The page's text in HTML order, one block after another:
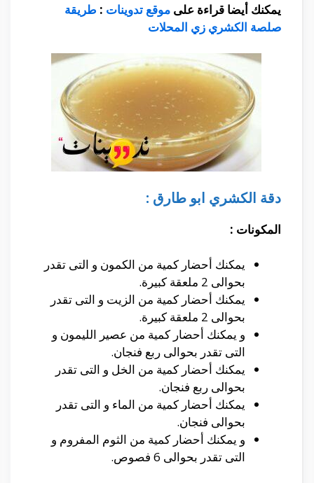
يمكنك أيضا قراءة على موقع تدوينات : طريقة
صلصة الكشري زي المحلات
دقة الكشري ابو طارق :
المكونات :
يمكنك أحضار كمية من الكمون و التى تقدر
بحوالى 2 ملعقة كبيرة.
يمكنك أحضار كمية من الزيت و التى تقدر
بحوالى 2 ملعقة كبيرة.
و يمكنك أحضار كمية من عصير الليمون و
التى تقدر بحوالى ربع فنجان.
يمكنك أحضار كمية من الخل و التى تقدر
بحوالى ربع فنجان.
يمكنك أحضار كمية من الماء و التى تقدر
بحوالى فنجان.
و يمكنك أحضار كمية من الثوم المفروم و
التى تقدر بحوالى 6 فصوص.